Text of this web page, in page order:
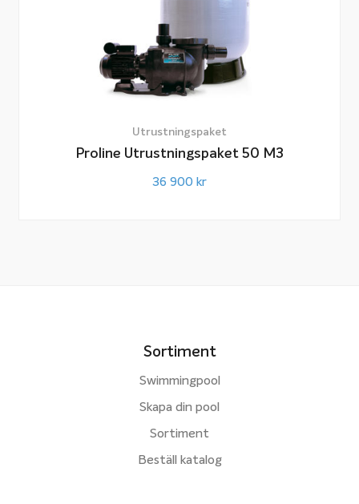
Utrustningspaket
Proline Utrustningspaket 50 M3
36 900 kr
Sortiment
Swimmingpool
Skapa din pool
Sortiment
Beställ katalog